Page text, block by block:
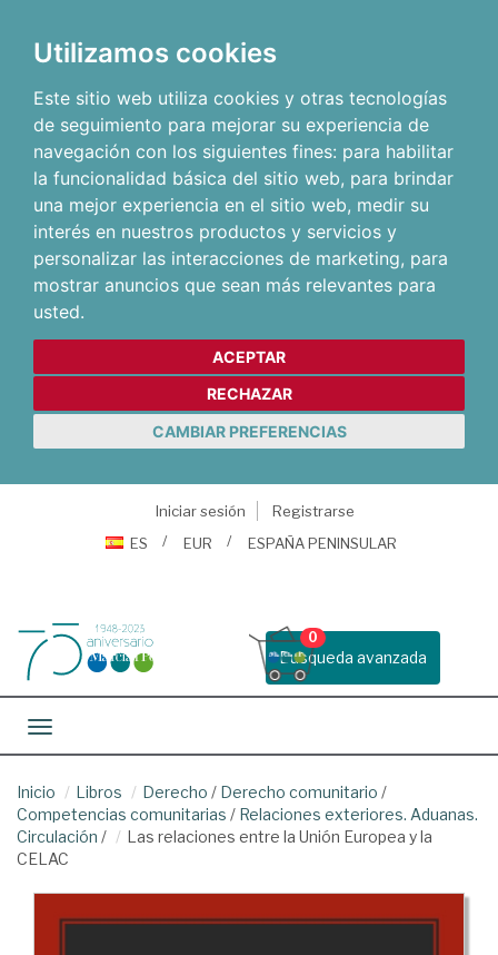
Utilizamos cookies
Este sitio web utiliza cookies y otras tecnologías
de seguimiento para mejorar su experiencia de
navegación con los siguientes fines: para habilitar
la funcionalidad básica del sitio web, para brindar
una mejor experiencia en el sitio web, medir su
interés en nuestros productos y servicios y
personalizar las interacciones de marketing, para
mostrar anuncios que sean más relevantes para
usted.
ACEPTAR
RECHAZAR
CAMBIAR PREFERENCIAS
Iniciar sesión
Registrarse
ES
EUR ESPAÑA PENINSULAR
Busqueda avanzada
0
Toggle navigation
Inicio Libros Derecho / Derecho comunitario /
Competencias comunitarias / Relaciones exteriores. Aduanas.
Circulación /
Las relaciones entre la Unión Europea y la
CELAC